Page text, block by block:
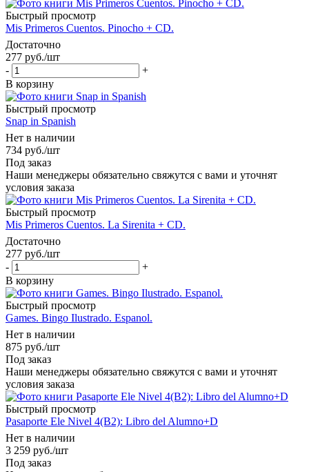
Быстрый просмотр
Mis Primeros Cuentos. Pinocho + CD.
Достаточно
277 руб./шт
-
+
В корзину
Быстрый просмотр
Snap in Spanish
Нет в наличии
734 руб./шт
Под заказ
Наши менеджеры обязательно свяжутся с вами и уточнят
условия заказа
Быстрый просмотр
Mis Primeros Cuentos. La Sirenita + CD.
Достаточно
277 руб./шт
-
+
В корзину
Быстрый просмотр
Games. Bingo Ilustrado. Espanol.
Нет в наличии
875 руб./шт
Под заказ
Наши менеджеры обязательно свяжутся с вами и уточнят
условия заказа
Быстрый просмотр
Pasaporte Ele Nivel 4(B2): Libro del Alumno+D
Нет в наличии
3 259 руб./шт
Под заказ